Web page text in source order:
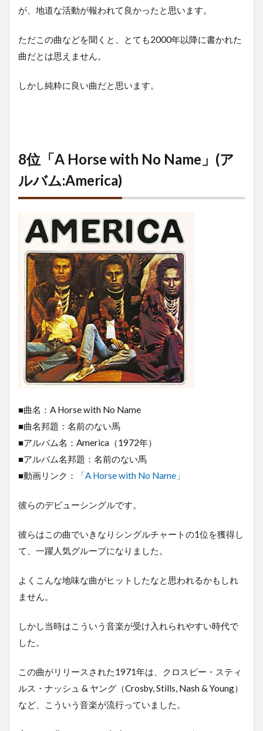
が、地道な活動が報われて良かったと思います。
ただこの曲などを聞くと、とても2000年以降に書かれた
曲だとは思えません。
しかし純粋に良い曲だと思います。
8位「A Horse with No Name」(ア
ルバム:America)
■曲名：A Horse with No Name
■曲名邦題：名前のない馬
■アルバム名：America（1972年）
■アルバム名邦題：名前のない馬
■動画リンク：
「A Horse with No Name」
彼らのデビューシングルです。
彼らはこの曲でいきなりシングルチャートの1位を獲得し
て、一躍人気グループになりました。
よくこんな地味な曲がヒットしたなと思われるかもしれ
ません。
しかし当時はこういう音楽が受け入れられやすい時代で
した。
この曲がリリースされた1971年は、クロスビー・スティ
ルス・ナッシュ & ヤング（Crosby, Stills, Nash & Young）
など、こういう音楽が流行っていました。